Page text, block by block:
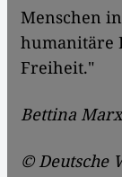
Menschen
humanitäre
Freiheit."
Bettina Marx
© Deutsche